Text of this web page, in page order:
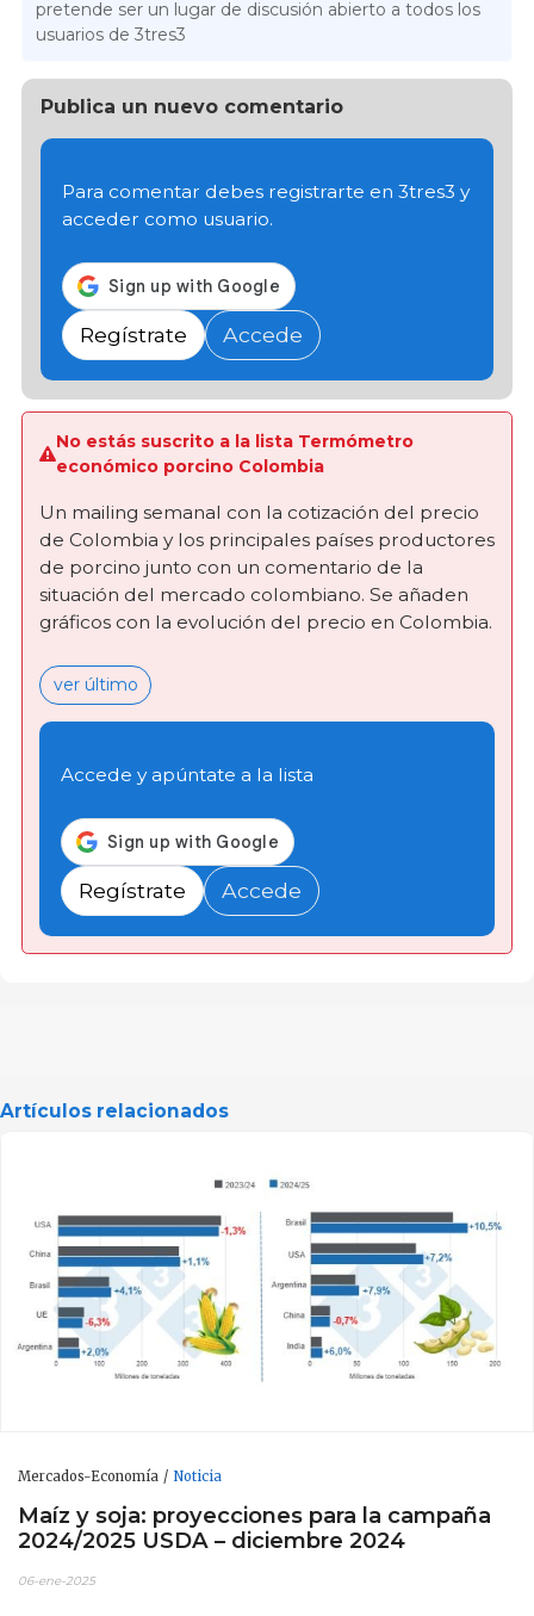
pretende ser un lugar de discusión abierto a todos los
usuarios de 3tres3
Publica un nuevo comentario
Para comentar debes registrarte en 3tres3 y
acceder como usuario.
Regístrate Accede
No estás suscrito a la lista Termómetro
económico porcino Colombia
Un mailing semanal con la cotización del precio
de Colombia y los principales países productores
de porcino junto con un comentario de la
situación del mercado colombiano. Se añaden
gráficos con la evolución del precio en Colombia.
ver último
Accede y apúntate a la lista
Regístrate Accede
Artículos relacionados
Mercados-Economía Noticia
Maíz y soja: proyecciones para la campaña
2024/2025 USDA – diciembre 2024
06-ene-2025